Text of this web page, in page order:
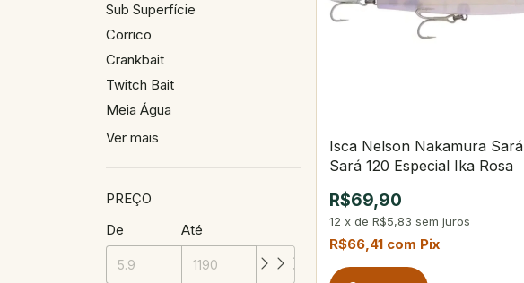
Sub Superfície
Corrico
Crankbait
Twitch Bait
Meia Água
Ver mais
PREÇO
De
Até
Isca Nelson Nakamura Sará
Sará 120 Especial Ika Rosa
R$69,90
12 xdeR$5,83 sem juros
R$66,41 com Pix